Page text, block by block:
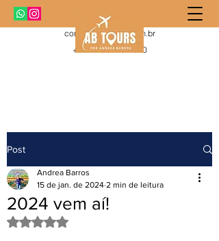
contato@abtours.com.br
+55 11 99919-1010
Post
2024 vem aí!
Andrea Barros
15 de jan. de 2024 2 min de leitura
Avaliado com NaN de 5 estrelas.